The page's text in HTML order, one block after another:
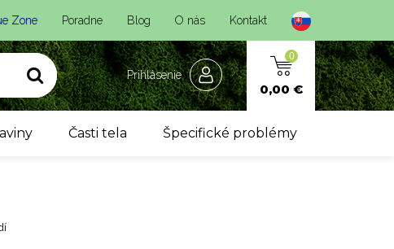
Zone Poradne Blog O nás Kontakt
0
0,00 €
Prihlásenie
Časti tela Špecifické problémy